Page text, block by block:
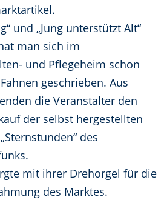
und „Jung unterstützt Alt“
man sich im
und Pflegeheim schon
geschrieben. Aus
die Veranstalter den
der selbst hergestellten
des
mit ihrer Drehorgel für die
des Marktes.